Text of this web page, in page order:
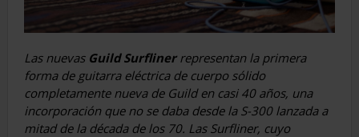
Las nuevas Guild Surfliner representan la primera
forma de guitarra eléctrica de cuerpo sólido
completamente nueva de Guild en casi 40 años, una
incorporación que no se daba desde la S-300 lanzada a
mitad de la década de los 70. Las Surfliner, cuyo